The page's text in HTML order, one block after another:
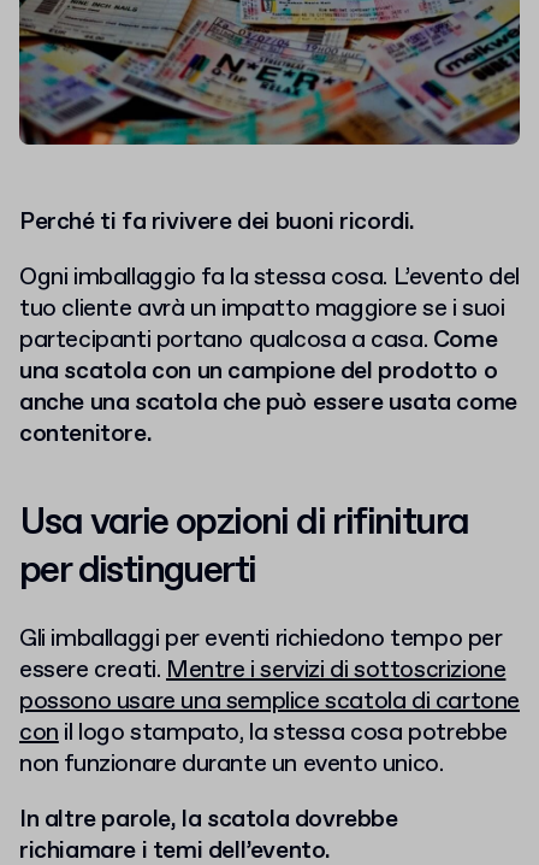
Perché ti fa rivivere dei buoni ricordi.
Ogni imballaggio fa la stessa cosa. L’evento del
tuo cliente avrà un impatto maggiore se i suoi
partecipanti portano qualcosa a casa. Come
una scatola con un campione del prodotto o
anche una scatola che può essere usata come
contenitore.
Usa varie opzioni di rifinitura
per distinguerti
Gli imballaggi per eventi richiedono tempo per
essere creati.Mentre i servizi di sottoscrizione
possono usare una semplice scatola di cartone
conil logo stampato, la stessa cosa potrebbe
non funzionare durante un evento unico.
In altre parole, la scatola dovrebbe
richiamare i temi dell’evento.